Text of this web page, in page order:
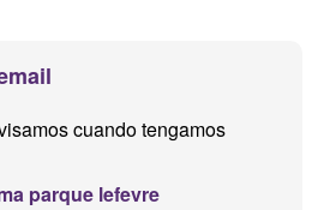
cuando tengamos
parque lefevre